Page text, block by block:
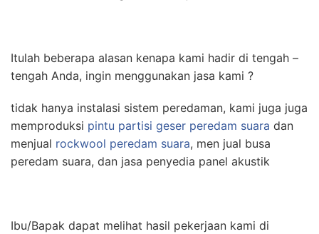
Itulah beberapa alasan kenapa kami hadir di tengah –
tengah Anda, ingin menggunakan jasa kami ?
tidak hanya instalasi sistem peredaman, kami juga juga
memproduksi pintu partisi geser peredam suara dan
menjual rockwool peredam suara, men jual busa
peredam suara, dan jasa penyedia panel akustik
Ibu/Bapak dapat melihat hasil pekerjaan kami di